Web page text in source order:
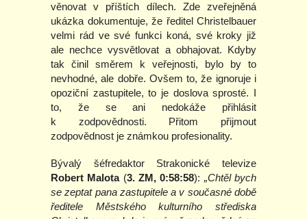
věnovat v příštích dílech. Zde zveřejněná
ukázka dokumentuje, že ředitel Christelbauer
velmi rád ve své funkci koná, své kroky již
ale nechce vysvětlovat a obhajovat. Kdyby
tak činil směrem k veřejnosti, bylo by to
nevhodné, ale dobře. Ovšem to, že ignoruje i
opoziční zastupitele, to je doslova sprosté. I
to, že se ani nedokáže přihlásit
k zodpovědnosti. Přitom přijmout
zodpovědnost je známkou profesionality.
Bývalý šéfredaktor Strakonické televize
Robert Malota(3. ZM, 0:58:58): „Chtěl bych
se zeptat pana zastupitele a v současné době
ředitele Městského kulturního střediska